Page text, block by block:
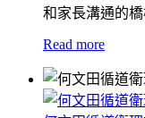
和家長溝通的橋
Read more